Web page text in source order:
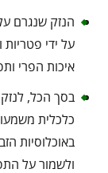
הנזק שנגרם
על ידי
איכות הפרי
בסך הכל,
כלכלית
באוכלוסיות
ולשמור על